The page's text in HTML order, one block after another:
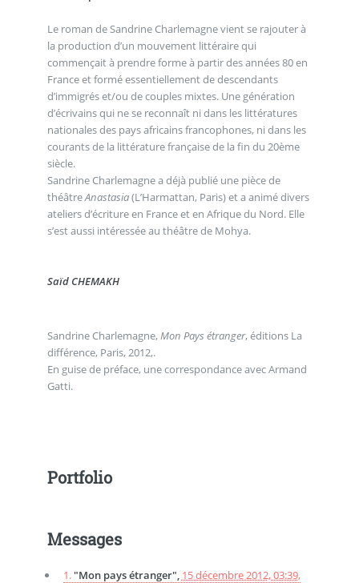
Le roman de Sandrine Charlemagne vient se rajouter à
la production d’un mouvement littéraire qui
commençait à prendre forme à partir des années 80 en
France et formé essentiellement de descendants
d’immigrés et/ou de couples mixtes. Une génération
d’écrivains qui ne se reconnaît ni dans les littératures
nationales des pays africains francophones, ni dans les
courants de la littérature française de la fin du 20ème
siècle.
Sandrine Charlemagne a déjà publié une pièce de
théâtreAnastasia(L’Harmattan, Paris) et a animé divers
ateliers d’écriture en France et en Afrique du Nord. Elle
s’est aussi intéressée au théâtre de Mohya.
Saïd CHEMAKH
Sandrine Charlemagne, Mon Pays étranger, éditions La
différence, Paris, 2012,.
En guise de préface, une correspondance avec Armand
Gatti.
Portfolio
Messages
1. "Mon pays étranger", 15 décembre 2012, 03:39,